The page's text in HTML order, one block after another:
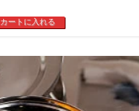
カートに入れる